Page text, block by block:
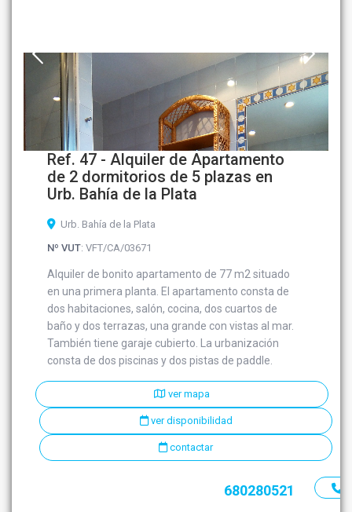
Ref. 47 - Alquiler de Apartamento
de 2 dormitorios de 5 plazas en
Urb. Bahía de la Plata
Urb. Bahía de la Plata
Nº VUT: VFT/CA/03671
Alquiler de bonito apartamento de 77 m2 situado
en una primera planta. El apartamento consta de
dos habitaciones, salón, cocina, dos cuartos de
baño y dos terrazas, una grande con vistas al mar.
También tiene garaje cubierto. La urbanización
consta de dos piscinas y dos pistas de paddle.
ver mapa
ver disponibilidad
contactar
680280521